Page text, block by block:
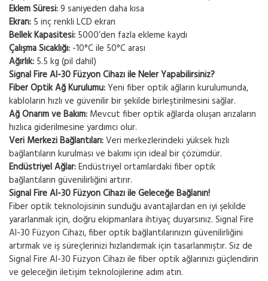
Eklem Süresi:9 saniyeden daha kısa
Ekran: 5 inç renkli LCD ekran
Bellek Kapasitesi: 5000’den fazla ekleme kaydı
Çalışma Sıcaklığı: -10°C ile 50°C arası
Ağırlık: 5.5 kg (pil dahil)
Signal Fire AI-30 Füzyon Cihazı ile Neler Yapabilirsiniz?
Fiber Optik Ağ Kurulumu:Yeni fiber optik ağların kurulumunda,
kabloların hızlı ve güvenilir bir şekilde birleştirilmesini sağlar.
Ağ Onarım ve Bakım: Mevcut fiber optik ağlarda oluşan arızaların
hızlıca giderilmesine yardımcı olur.
Veri Merkezi Bağlantıları:Veri merkezlerindeki yüksek hızlı
bağlantıların kurulması ve bakımı için ideal bir çözümdür.
Endüstriyel Ağlar:Endüstriyel ortamlardaki fiber optik
bağlantıların güvenilirliğini artırır.
Signal Fire AI-30 Füzyon Cihazı ile Geleceğe Bağlanın!
Fiber optik teknolojisinin sunduğu avantajlardan en iyi şekilde
yararlanmak için, doğru ekipmanlara ihtiyaç duyarsınız. Signal Fire
AI-30 Füzyon Cihazı, fiber optik bağlantılarınızın güvenilirliğini
artırmak ve iş süreçlerinizi hızlandırmak için tasarlanmıştır. Siz de
Signal Fire AI-30 Füzyon Cihazı ile fiber optik ağlarınızı güçlendirin
ve geleceğin iletişim teknolojilerine adım atın.